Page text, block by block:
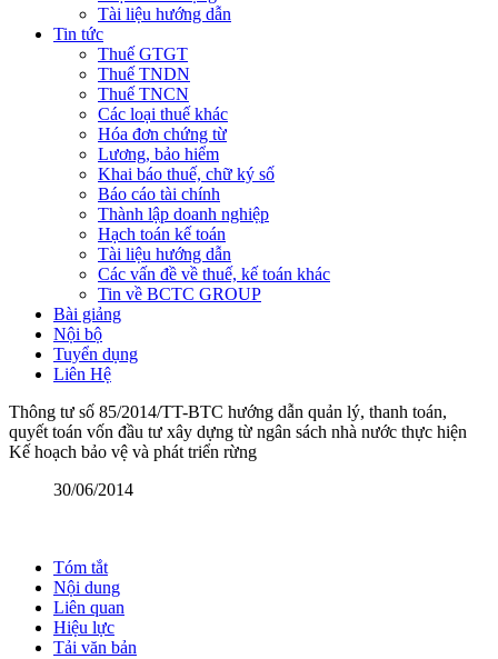
Tài liệu hướng dẫn
Tin tức
Thuế GTGT
Thuế TNDN
Thuế TNCN
Các loại thuế khác
Hóa đơn chứng từ
Lương, bảo hiểm
Khai báo thuế, chữ ký số
Báo cáo tài chính
Thành lập doanh nghiệp
Hạch toán kế toán
Tài liệu hướng dẫn
Các vấn đề về thuế, kế toán khác
Tin về BCTC GROUP
Bài giảng
Nội bộ
Tuyển dụng
Liên Hệ
Thông tư số 85/2014/TT-BTC hướng dẫn quản lý, thanh toán,
quyết toán vốn đầu tư xây dựng từ ngân sách nhà nước thực hiện
Kế hoạch bảo vệ và phát triển rừng
30/06/2014
Tóm tắt
Nội dung
Liên quan
Hiệu lực
Tải văn bản